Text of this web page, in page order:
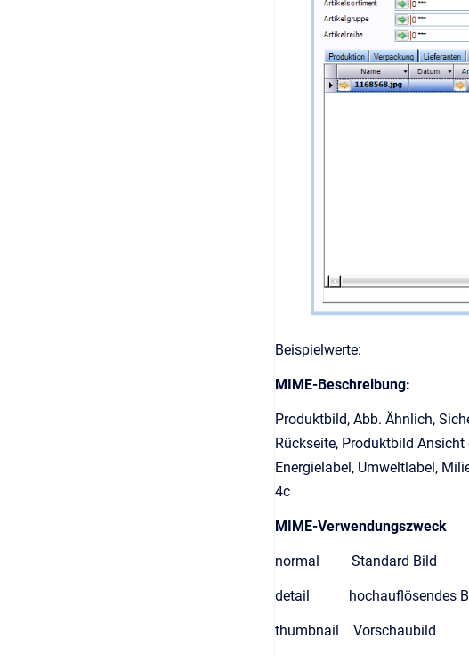
Beispielwerte:
MIME-Beschreibung:
Produktbild, Abb. Ähnlich,
Rückseite, Produktbild
Energielabel, Umweltlabel,
4c
MIME-Verwendungszweck
normal Standard Bild
detail hochauflösendes
thumbnail Vorschaubild